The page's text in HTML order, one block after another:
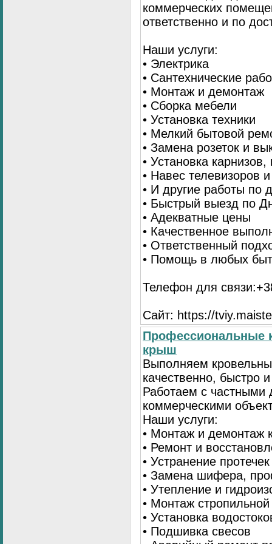
коммерческих
ответственно и по
Наши услуги:
• Электрика
• Сантехнические
• Монтаж и демонтаж
• Сборка мебели
• Установка техники
• Мелкий бытовой
• Замена розеток и
• Установка
• Навес телевизоров
• И другие работы по
• Быстрый выезд по
• Адекватные цены
• Качественное
• Ответственный
• Помощь в любых
Телефон для
Сайт: https://
Профессиональные
крыш
Выполняем
качественно, быстро
Работаем с
коммерческими
Наши услуги:
• Монтаж и демонтаж
• Ремонт и
• Устранение протечек
• Замена шифера,
• Утепление и
• Монтаж
• Установка
• Подшивка свесов